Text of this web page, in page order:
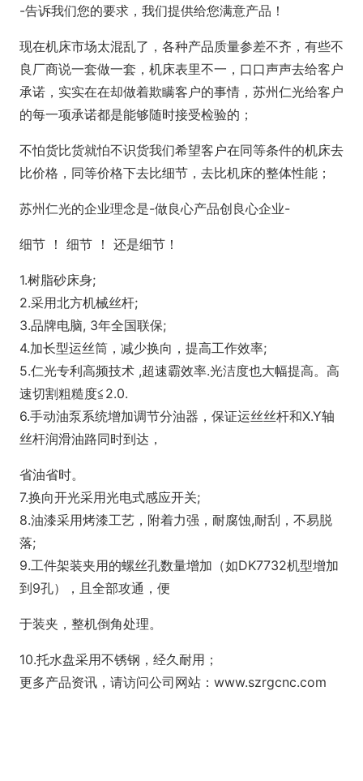
-告诉我们您的要求，我们提供给您满意产品！
现在机床市场太混乱了，各种产品质量参差不齐，有些不
良厂商说一套做一套，机床表里不一，口口声声去给客户
承诺，实实在在却做着欺瞒客户的事情，苏州仁光给客户
的每一项承诺都是能够随时接受检验的；
不怕货比货就怕不识货我们希望客户在同等条件的机床去
比价格，同等价格下去比细节，去比机床的整体性能；
苏州仁光的企业理念是-做良心产品创良心企业-
细节 ！ 细节 ！ 还是细节！
1.树脂砂床身;
2.采用北方机械丝杆;
3.品牌电脑, 3年全国联保;
4.加长型运丝筒，减少换向，提高工作效率;
5.仁光专利高频技术 ,超速霸效率.光洁度也大幅提高。高
速切割粗糙度≦2.0.
6.手动油泵系统增加调节分油器，保证运丝丝杆和X.Y轴
丝杆润滑油路同时到达，
省油省时。
7.换向开光采用光电式感应开关;
8.油漆采用烤漆工艺，附着力强，耐腐蚀,耐刮，不易脱
落;
9.工件架装夹用的螺丝孔数量增加（如DK7732机型增加
到9孔），且全部攻通，便
于装夹，整机倒角处理。
10.托水盘采用不锈钢，经久耐用；
更多产品资讯，请访问公司网站：www.szrgcnc.com